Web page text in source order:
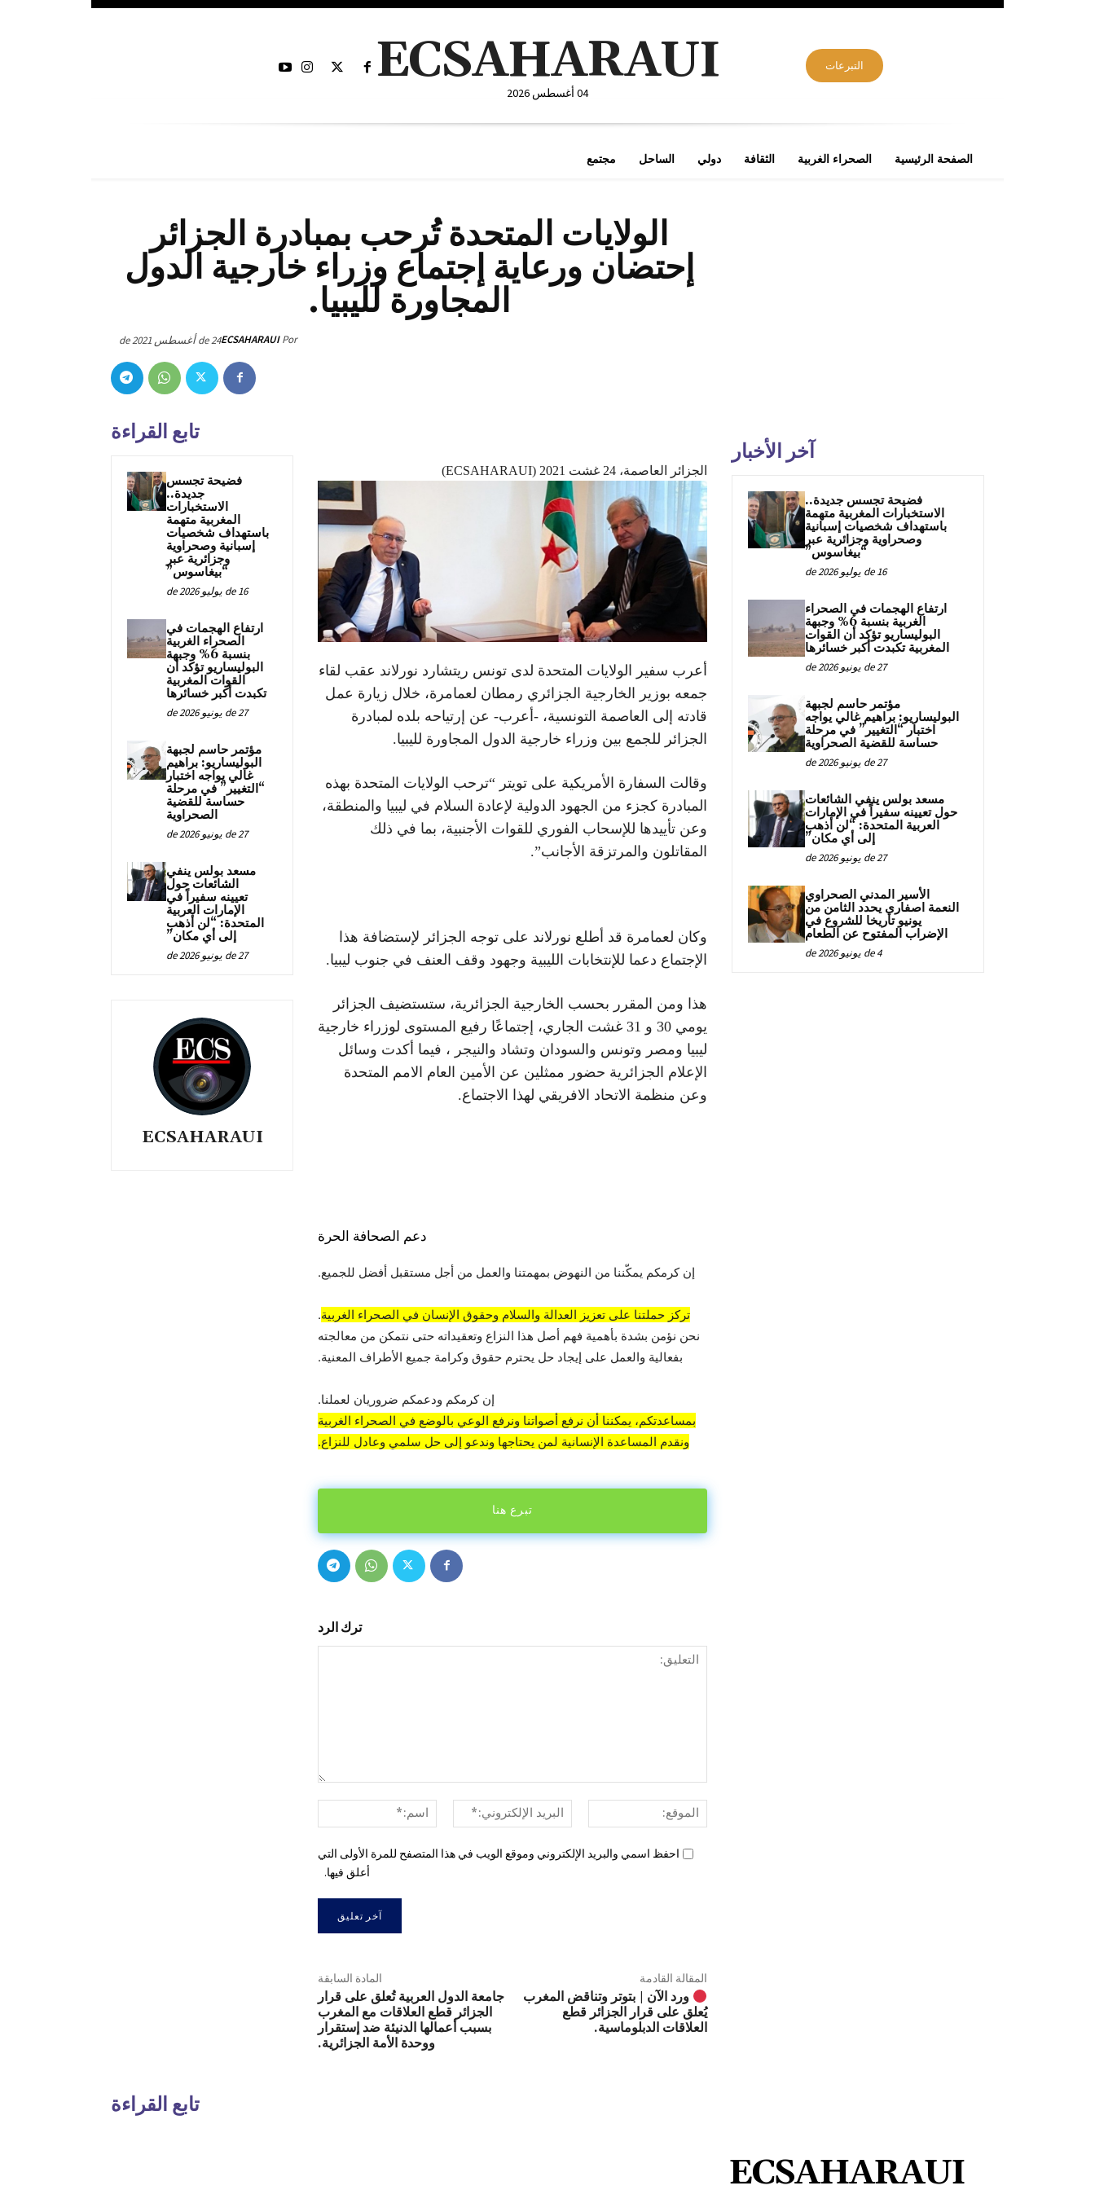
التبرعات ECSAHARAUI
04 أغسطس 2026
الصفحة الرئيسية الصحراء الغربية الثقافة دولي الساحل مجتمع
الولايات المتحدة تُرحب بمبادرة الجزائر
إحتضان ورعاية إجتماع وزراء خارجية الدول
المجاورة لليبيا.
Por
ECSAHARAUI24 de أغسطس de 2021
تابع القراءة
فضيحة تجسس
جديدة..
الاستخبارات
المغربية متهمة
باستهداف شخصيات
إسبانية وصحراوية
وجزائرية عبر
“بيغاسوس”
16 de يوليو de 2026
ارتفاع الهجمات في
الصحراء الغربية
بنسبة 6% وجبهة
البوليساريو تؤكد أن
القوات المغربية
تكبدت أكبر خسائرها
27 de يونيو de 2026
مؤتمر حاسم لجبهة
البوليساريو: براهيم
غالي يواجه اختبار
“التغيير” في مرحلة
حساسة للقضية
الصحراوية
27 de يونيو de 2026
مسعد بولس ينفي
الشائعات حول
تعيينه سفيراً في
الإمارات العربية
المتحدة: “لن أذهب
إلى أي مكان”
27 de يونيو de 2026
ECSAHARAUI
الجزائر العاصمة، 24 غشت 2021 (ECSAHARAUI)
أعرب سفير الولايات المتحدة لدى تونس ريتشارد نورلاند عقب لقاء
جمعه بوزير الخارجية الجزائري رمطان لعمامرة، خلال زيارة عمل
قادته إلى العاصمة التونسية، -أعرب- عن إرتياحه بلده لمبادرة
الجزائر للجمع بين وزراء خارجية الدول المجاورة لليبيا.
وقالت السفارة الأمريكية على تويتر “ترحب الولايات المتحدة بهذه
المبادرة كجزء من الجهود الدولية لإعادة السلام في ليبيا والمنطقة،
وعن تأييدها للإسحاب الفوري للقوات الأجنبية، بما في ذلك
المقاتلون والمرتزقة الأجانب”.
وكان لعمامرة قد أطلع نورلاند على توجه الجزائر لإستضافة هذا
الإجتماع دعما للإنتخابات الليبية وجهود وقف العنف في جنوب ليبيا.
هذا ومن المقرر بحسب الخارجية الجزائرية، ستستضيف الجزائر
يومي 30 و 31 غشت الجاري، إجتماعًا رفيع المستوى لوزراء خارجية
ليبيا ومصر وتونس والسودان وتشاد والنيجر ، فيما أكدت وسائل
الإعلام الجزائرية حضور ممثلين عن الأمين العام الامم المتحدة
وعن منظمة الاتحاد الافريقي لهذا الاجتماع.
دعم الصحافة الحرة
إن كرمكم يمكّننا من النهوض بمهمتنا والعمل من أجل مستقبل أفضل للجميع.
تركز حملتنا على تعزيز العدالة والسلام وحقوق الإنسان في الصحراء الغربية.
نحن نؤمن بشدة بأهمية فهم أصل هذا النزاع وتعقيداته حتى نتمكن من معالجته
بفعالية والعمل على إيجاد حل يحترم حقوق وكرامة جميع الأطراف المعنية.
إن كرمكم ودعمكم ضروريان لعملنا.
بمساعدتكم، يمكننا أن نرفع أصواتنا ونرفع الوعي بالوضع في الصحراء الغربية
ونقدم المساعدة الإنسانية لمن يحتاجها وندعو إلى حل سلمي وعادل للنزاع.
تبرع هنا
ترك الرد
الإلكتروني:*
الموقع:
احفظ اسمي والبريد الإلكتروني وموقع الويب في هذا المتصفح للمرة الأولى التي
أعلق فيها.
المادة السابقة
جامعة الدول العربية تُعلق على قرار
الجزائر قطع العلاقات مع المغرب
بسبب أعمالها الدنيئة ضد إستقرار
ووحدة الأمة الجزائرية.
المقالة القادمة
ورد الآن | بتوتر وتناقض المغرب
يُعلق على قرار الجزائر قطع
العلاقات الدبلوماسية.
تابع القراءة
آخر الأخبار
فضيحة تجسس جديدة..
الاستخبارات المغربية متهمة
باستهداف شخصيات إسبانية
وصحراوية وجزائرية عبر
“بيغاسوس”
16 de يوليو de 2026
ارتفاع الهجمات في الصحراء
الغربية بنسبة 6% وجبهة
البوليساريو تؤكد أن القوات
المغربية تكبدت أكبر خسائرها
27 de يونيو de 2026
مؤتمر حاسم لجبهة
البوليساريو: براهيم غالي يواجه
اختبار “التغيير” في مرحلة
حساسة للقضية الصحراوية
27 de يونيو de 2026
مسعد بولس ينفي الشائعات
حول تعيينه سفيراً في الإمارات
العربية المتحدة: “لن أذهب
إلى أي مكان”
27 de يونيو de 2026
الأسير المدني الصحراوي
النعمة اصفاري يحدد الثامن من
يونيو تاريخا للشروع في
الإضراب المفتوح عن الطعام
4 de يونيو de 2026
ECSAHARAUI